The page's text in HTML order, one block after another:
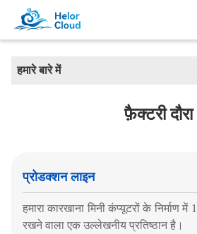
हमारे बारे में
फ़ैक्टरी दौरा
प्रोडक्शन लाइन
हमारा कारखाना मिनी कंप्यूटरों के निर्माण में
रखने वाला एक उल्लेखनीय प्रतिष्ठान है।